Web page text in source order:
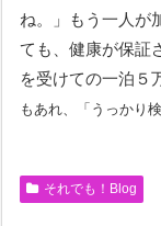
ね。」もう一人が
ても、健康が保証
を受けての一泊５
もあれ、「うっかり
それでも！Blog